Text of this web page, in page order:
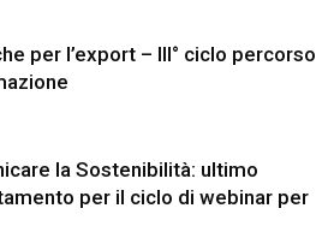
per l’export – III° ciclo percorso
la Sostenibilità: ultimo
per il ciclo di webinar per